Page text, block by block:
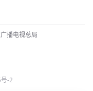
播电视总局
-2